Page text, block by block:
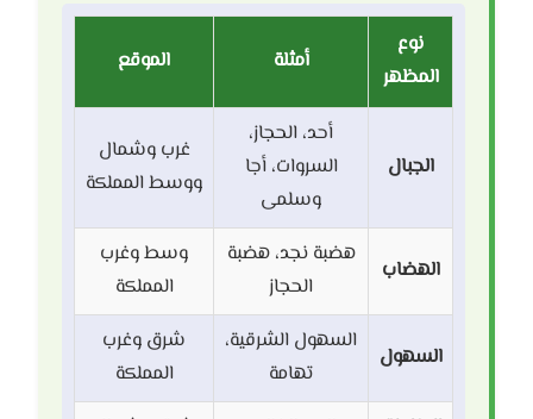
نوع
المظهر
أمثلة الموقع
الجبال
أحد، الحجاز،
السروات، أجا
وسلمى
غرب وشمال
ووسط المملكة
الهضاب
هضبة نجد، هضبة
الحجاز
وسط وغرب
المملكة
السهول
السهول الشرقية،
تهامة
شرق وغرب
المملكة